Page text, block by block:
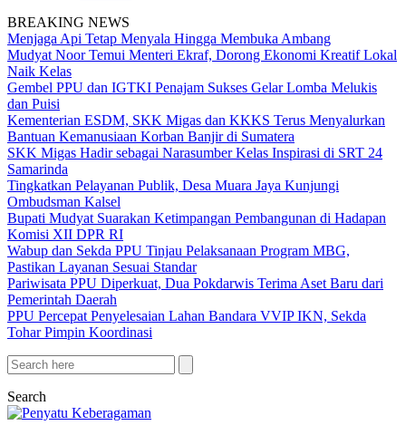
BREAKING NEWS
Menjaga Api Tetap Menyala Hingga Membuka Ambang
Mudyat Noor Temui Menteri Ekraf, Dorong Ekonomi Kreatif Lokal
Naik Kelas
Gembel PPU dan IGTKI Penajam Sukses Gelar Lomba Melukis
dan Puisi
Kementerian ESDM, SKK Migas dan KKKS Terus Menyalurkan
Bantuan Kemanusiaan Korban Banjir di Sumatera
SKK Migas Hadir sebagai Narasumber Kelas Inspirasi di SRT 24
Samarinda
Tingkatkan Pelayanan Publik, Desa Muara Jaya Kunjungi
Ombudsman Kalsel
Bupati Mudyat Suarakan Ketimpangan Pembangunan di Hadapan
Komisi XII DPR RI
Wabup dan Sekda PPU Tinjau Pelaksanaan Program MBG,
Pastikan Layanan Sesuai Standar
Pariwisata PPU Diperkuat, Dua Pokdarwis Terima Aset Baru dari
Pemerintah Daerah
PPU Percepat Penyelesaian Lahan Bandara VVIP IKN, Sekda
Tohar Pimpin Koordinasi
Search